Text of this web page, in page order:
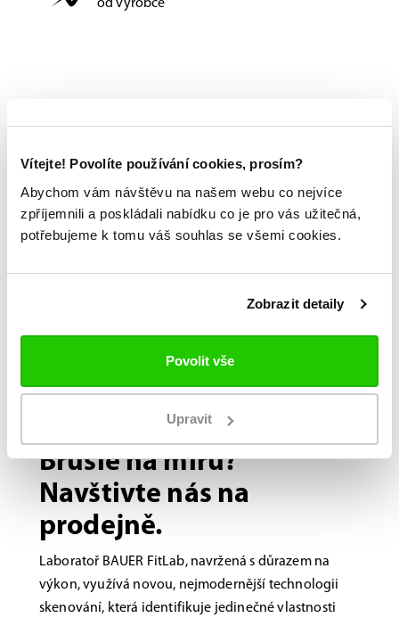
Vítejte! Povolíte používání cookies, prosím?
Abychom vám návštěvu na našem webu co nejvíce
zpříjemnili a poskládali nabídku co je pro vás užitečná,
potřebujeme k tomu váš souhlas se všemi cookies.
Zobrazit detaily
Povolit vše
Upravit
od výrobce
Brusle na míru?
Navštivte nás na
prodejně.
Laboratoř BAUER FitLab, navržená s důrazem na
výkon, využívá novou, nejmodernější technologii
skenování, která identifikuje jedinečné vlastnosti